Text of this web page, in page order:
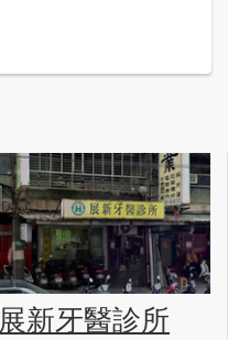
展新牙醫診所